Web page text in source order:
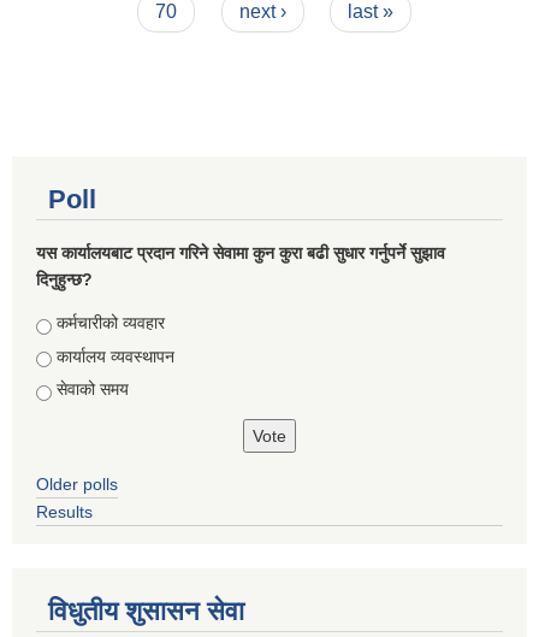
70 next › last »
Poll
यस कार्यालयबाट प्रदान गरिने सेवामा कुन कुरा बढी सुधार गर्नुपर्ने सुझाव
दिनुहुन्छ?
Choices
कर्मचारीको व्यवहार
कार्यालय व्यवस्थापन
सेवाको समय
Older polls
Results
विधुतीय शुसासन सेवा